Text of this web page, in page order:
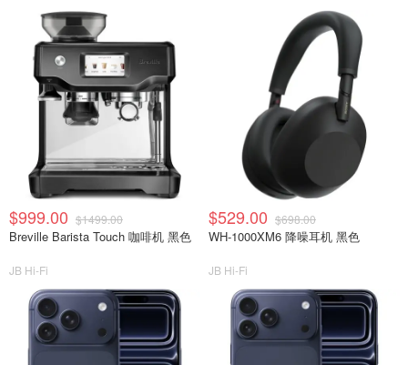
$999.00 $1499.00
Breville Barista Touch 咖啡机 黑色
JB Hi-Fi
$529.00 $698.00
WH-1000XM6 降噪耳机 黑色
JB Hi-Fi